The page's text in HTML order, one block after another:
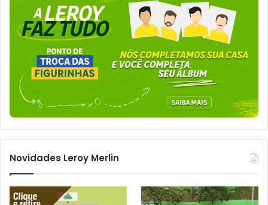
Novidades Leroy Merlin